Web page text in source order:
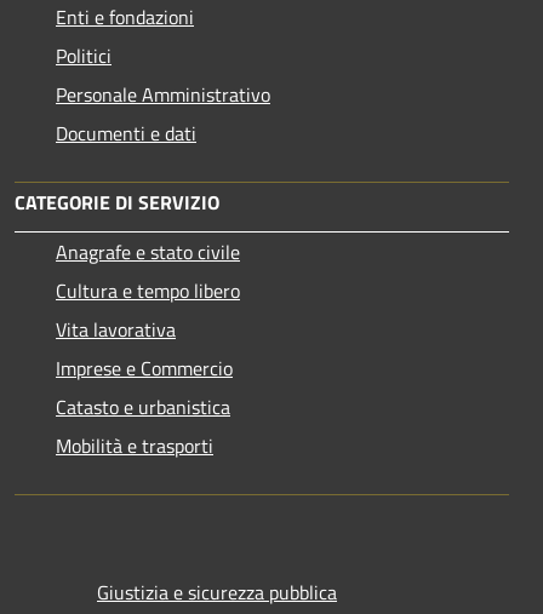
Enti e fondazioni
Politici
Personale Amministrativo
Documenti e dati
CATEGORIE DI SERVIZIO
Anagrafe e stato civile
Cultura e tempo libero
Vita lavorativa
Imprese e Commercio
Catasto e urbanistica
Mobilità e trasporti
Giustizia e sicurezza pubblica